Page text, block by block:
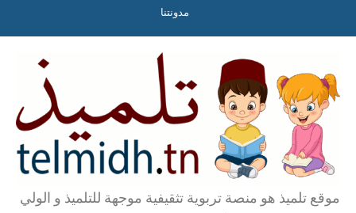
مدونتنا
موقع تلميذ هو منصة تربوية تثقيفية موجهة للتلميذ و الولي